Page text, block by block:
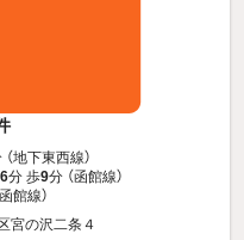
（地下東西線）
6分 歩9分 （函館線）
館線）
宮の沢二条４